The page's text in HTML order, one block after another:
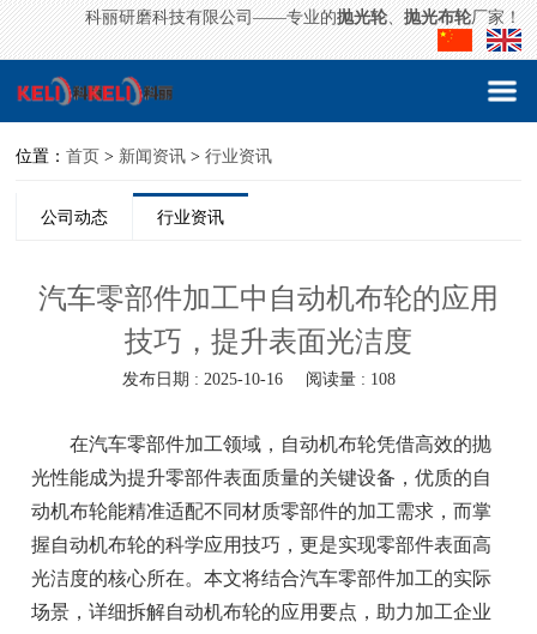
科丽研磨科技有限公司——专业的抛光轮、抛光布轮厂家！
位置：首页 > 新闻资讯 >行业资讯
公司动态 行业资讯
汽车零部件加工中自动机布轮的应用
技巧，提升表面光洁度
发布日期 : 2025-10-16 阅读量 : 108
在汽车零部件加工领域，自动机布轮凭借高效的抛
光性能成为提升零部件表面质量的关键设备，优质的自
动机布轮能精准适配不同材质零部件的加工需求，而掌
握自动机布轮的科学应用技巧，更是实现零部件表面高
光洁度的核心所在。本文将结合汽车零部件加工的实际
场景，详细拆解自动机布轮的应用要点，助力加工企业